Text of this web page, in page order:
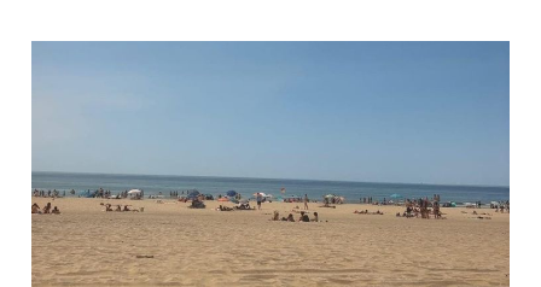
Achter ons